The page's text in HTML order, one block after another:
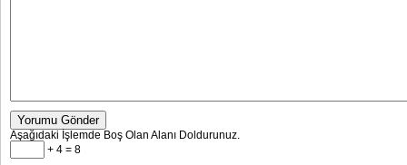
Yorumu Gönder
Aşağıdaki İşlemde Boş Olan Alanı Doldurunuz.
+ 4 = 8